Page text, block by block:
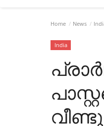
Home News
India